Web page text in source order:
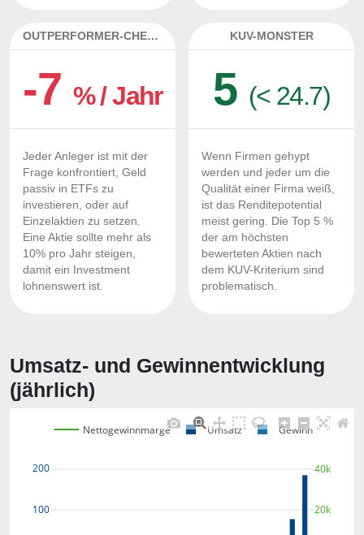
OUTPERFORMER-CHECK
-7 % / Jahr
Jeder Anleger ist mit der
Frage konfrontiert, Geld
passiv in ETFs zu
investieren, oder auf
Einzelaktien zu setzen.
Eine Aktie sollte mehr als
10% pro Jahr steigen,
damit ein Investment
lohnenswert ist.
KUV-MONSTER
5 (< 24.7)
Wenn Firmen gehypt
werden und jeder um die
Qualität einer Firma weiß,
ist das Renditepotential
meist gering. Die Top 5 %
der am höchsten
bewerteten Aktien nach
dem KUV-Kriterium sind
problematisch.
Umsatz- und Gewinnentwicklung
(jährlich)
100
200
20k
40k
Nettogewinnmarge Umsatz Gewinn